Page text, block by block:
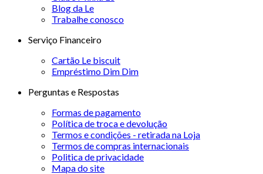
Blog da Le
Trabalhe conosco
Serviço Financeiro
Cartão Le biscuit
Empréstimo Dim Dim
Perguntas e Respostas
Formas de pagamento
Política de troca e devolução
Termos e condições - retirada na Loja
Termos de compras internacionais
Politica de privacidade
Mapa do site